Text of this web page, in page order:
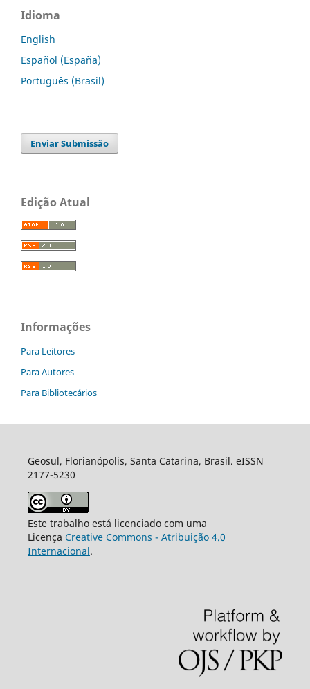
Idioma
English
Español (España)
Português (Brasil)
Enviar Submissão
Edição Atual
Informações
Para Leitores
Para Autores
Para Bibliotecários
Geosul, Florianópolis, Santa Catarina, Brasil. eISSN
2177-5230
Este trabalho está licenciado com uma
Licença Creative Commons - Atribuição 4.0
Internacional.